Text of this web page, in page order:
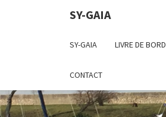
SY-GAIA
SY-GAIA LIVRE DE BORD
CONTACT